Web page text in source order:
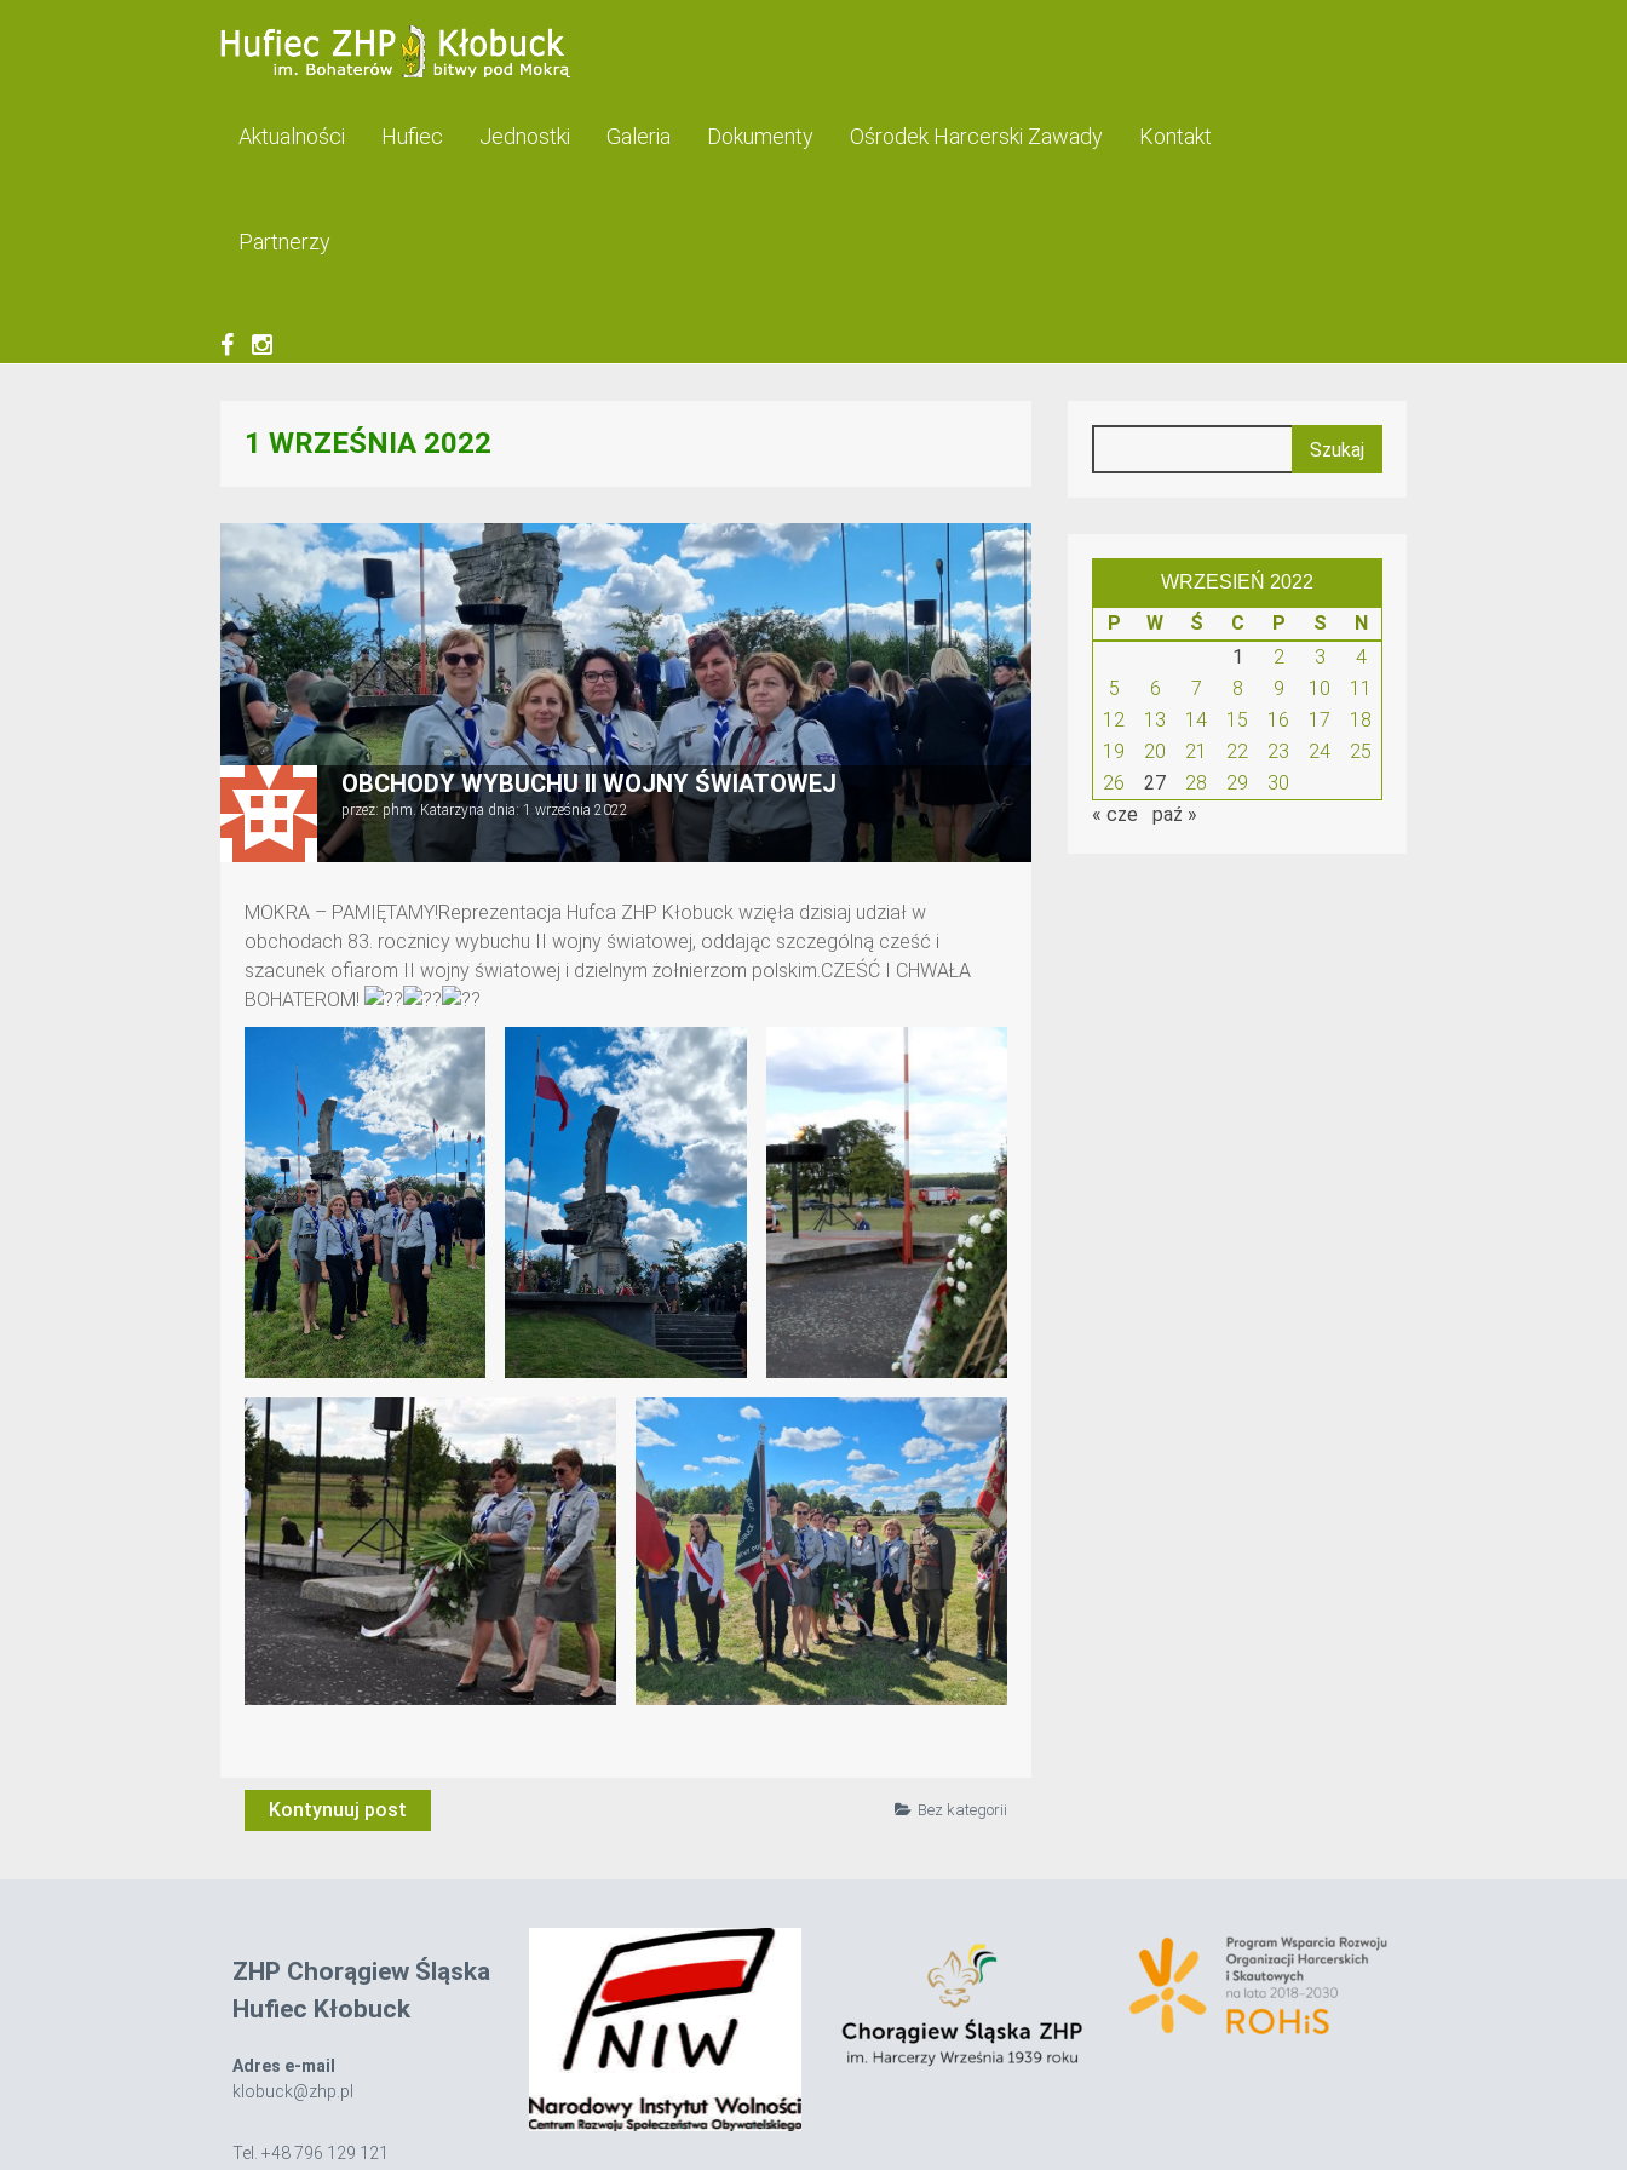
Aktualności Hufiec Jednostki Galeria Dokumenty Ośrodek Harcerski Zawady Kontakt
Partnerzy
1 WRZEŚNIA 2022
OBCHODY WYBUCHU II WOJNY ŚWIATOWEJ
przez: phm. Katarzyna dnia: 1 września 2022
MOKRA – PAMIĘTAMY!Reprezentacja Hufca ZHP Kłobuck wzięła dzisiaj udział w
obchodach 83. rocznicy wybuchu II wojny światowej, oddając szczególną cześć i
szacunek ofiarom II wojny światowej i dzielnym żołnierzom polskim.CZEŚĆ I CHWAŁA
BOHATEROM!
Kontynuuj post Bez kategorii
WRZESIEŃ 2022
P W Ś C P S
N
1
2 3
4
5
6 7 8 9 10
11
12
13 14 15 16 17
18
19
20 21 22 23 24
25
26
27 28 29
30
« cze
paź »
ZHP Chorągiew Śląska
Hufiec Kłobuck
Adres e-mail
klobuck@zhp.pl
Tel. +48 796 129 121